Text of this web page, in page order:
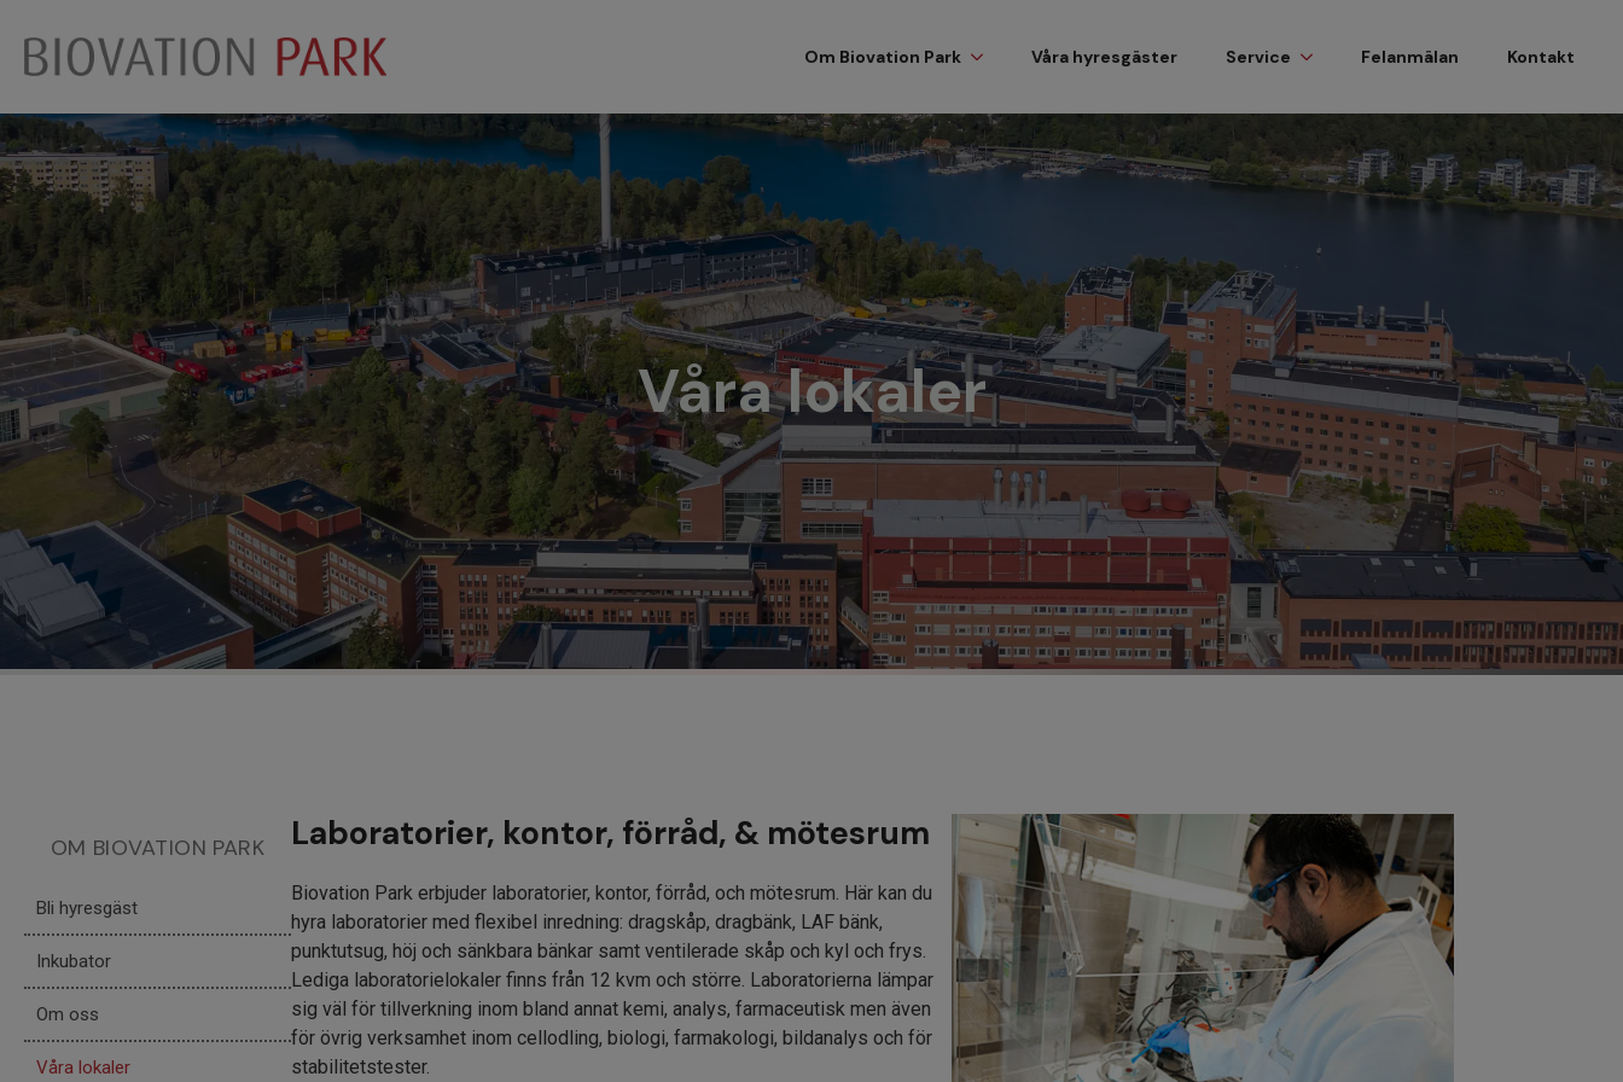
Om Biovation Park Våra hyresgäster Service Felanmälan Kontakt
Våra lokaler
OM BIOVATION PARK
Bli hyresgäst
Inkubator
Om oss
Våra lokaler
Laboratorier, kontor, förråd, & mötesrum
Biovation Park erbjuder laboratorier, kontor, förråd, och mötesrum. Här kan du
hyra laboratorier med flexibel inredning: dragskåp, dragbänk, LAF bänk,
punktutsug, höj och sänkbara bänkar samt ventilerade skåp och kyl och frys.
Lediga laboratorielokaler finns från 12 kvm och större. Laboratorierna lämpar
sig väl för tillverkning inom bland annat kemi, analys, farmaceutisk men även
för övrig verksamhet inom cellodling, biologi, farmakologi, bildanalys och för
stabilitetstester.